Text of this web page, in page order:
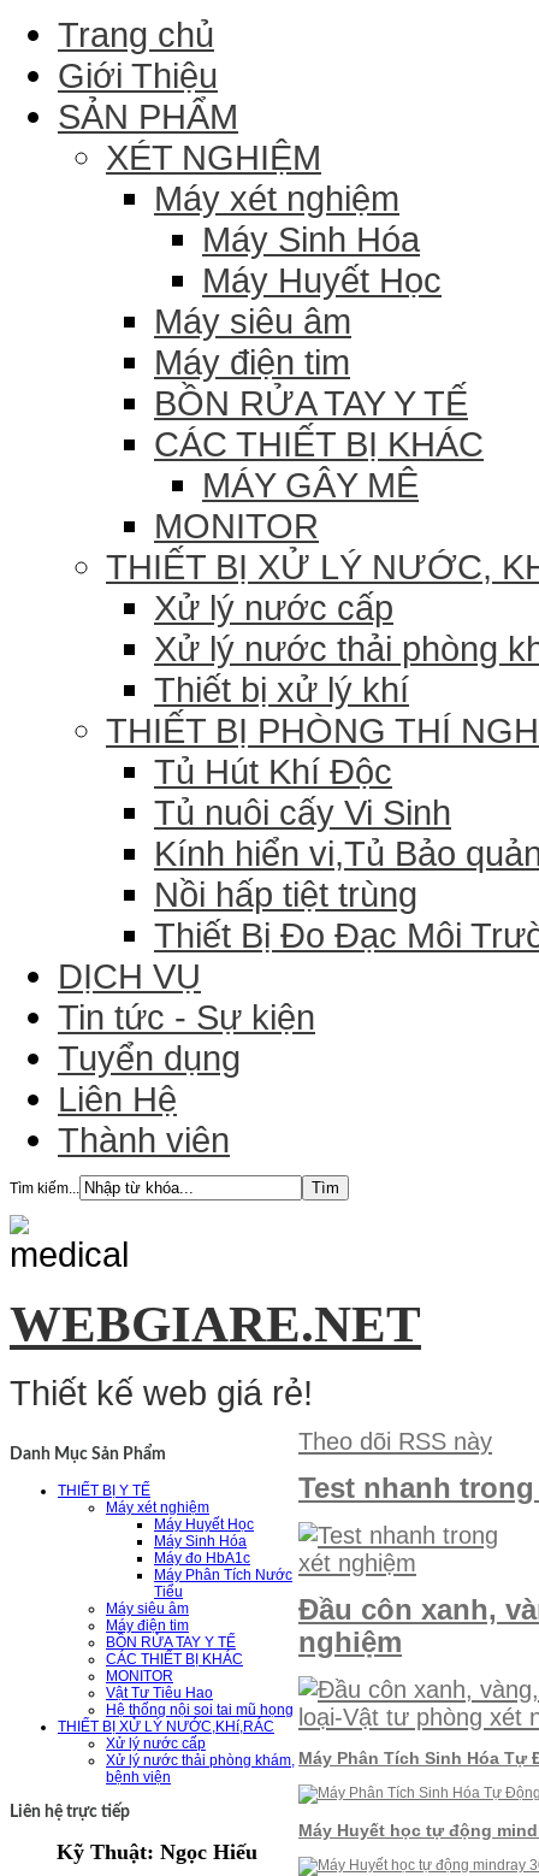
Trang chủ
Giới Thiệu
SẢN PHẨM
XÉT NGHIỆM
Máy xét nghiệm
Máy Sinh Hóa
Máy Huyết Học
Máy siêu âm
Máy điện tim
BỒN RỬA TAY Y TẾ
CÁC THIẾT BỊ KHÁC
MÁY GÂY MÊ
MONITOR
THIẾT BỊ XỬ LÝ NƯỚC,
Xử lý nước cấp
Xử lý nước thải phòng
Thiết bị xử lý khí
THIẾT BỊ PHÒNG THÍ
Tủ Hút Khí Độc
Tủ nuôi cấy Vi Sinh
Kính hiển vi,Tủ Bảo
Nồi hấp tiệt trùng
Thiết Bị Đo Đạc Môi
DỊCH VỤ
Tin tức - Sự kiện
Tuyển dụng
Liên Hệ
Thành viên
Tìm kiếm...
WEBGIARE.NET
Thiết kế web giá rẻ!
Danh Mục Sản Phẩm
THIẾT BỊ Y TẾ
Máy xét nghiệm
Máy Huyết Học
Máy Sinh Hóa
Máy đo HbA1c
Máy Phân Tích Nước
Tiểu
Máy siêu âm
Máy điện tim
BỒN RỬA TAY Y TẾ
CÁC THIẾT BỊ KHÁC
MONITOR
Vật Tư Tiêu Hao
Hệ thống nội soi tai mũ họng
THIẾT BỊ XỬ LÝ NƯỚC,KHí,RÁC
Xử lý nước cấp
Xử lý nước thải phòng khám,
bệnh viện
Liên hệ trực tiếp
Kỹ Thuật: Ngọc Hiếu
Theo dõi RSS này
Test nhanh
Đầu côn xanh,
nghiệm
Máy Phân Tích Sinh Hóa Tự
Máy Huyết học tự động